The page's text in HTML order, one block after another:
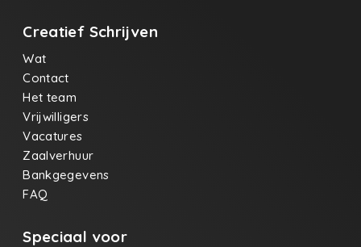
Creatief Schrijven
Wat
Contact
Het team
Vrijwilligers
Vacatures
Zaalverhuur
Bankgegevens
FAQ
Speciaal voor